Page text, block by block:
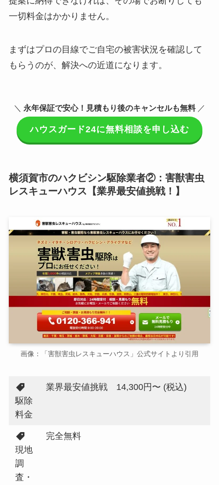
一切料金はかかりません。
まずはプロの目線でご自宅の被害状況を確認して
もらうのが、解決への近道になります。
＼ 永年保証で安心！見積もり後のキャンセルも無料／
ハウスガード24に無料相談を申し込む
横須賀市のハクビシン駆除業者②：害獣害虫
レスキューハウス【業界最安値挑戦！】
画像：「害獣害虫レスキューハウス」公式サイトより引用
駆除
料金
業界最安値挑戦 14,300円〜 (税込)
現地
調
査・
完全無料